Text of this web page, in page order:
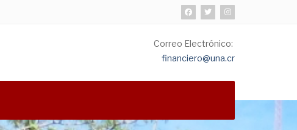
Correo Electrónico:
financiero@una.cr